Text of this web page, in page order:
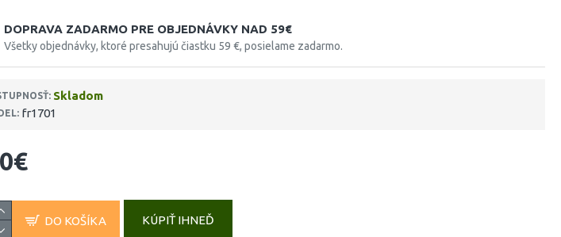
DOPRAVA ZADARMO PRE OBJEDNÁVKY NAD 59€
Všetky objednávky, ktoré presahujú čiastku 59 €, posielame zadarmo.
Skladom
fr1701
DO KOŠÍKA KÚPIŤ IHNEĎ